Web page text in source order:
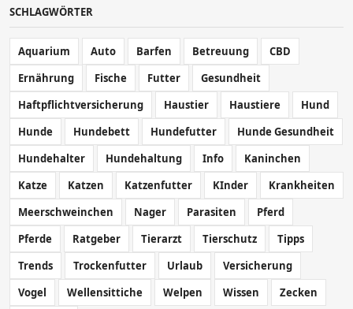
SCHLAGWÖRTER
Aquarium Auto Barfen Betreuung
CBD
Ernährung
Fische Futter
Gesundheit
Haftpflichtversicherung
Haustier Haustiere
Hund
Hunde
Hundebett Hundefutter
Hunde Gesundheit
Hundehalter
Hundehaltung Info
Kaninchen
Katze
Katzen Katzenfutter KInder
Krankheiten
Meerschweinchen
Nager Parasiten
Pferd
Pferde
Ratgeber Tierarzt Tierschutz
Tipps
Trends
Trockenfutter Urlaub
Versicherung
Vogel
Wellensittiche Welpen Wissen
Zecken